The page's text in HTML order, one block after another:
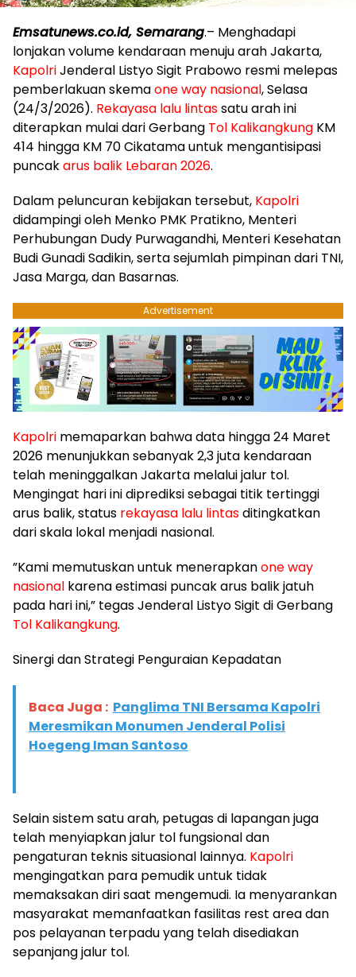
Emsatunews.co.id, Semarang.– Menghadapi
lonjakan volume kendaraan menuju arah Jakarta,
KapolriJenderal Listyo Sigit Prabowo resmi melepas
pemberlakuan skemaone way nasional, Selasa
(24/3/2026). Rekayasa lalu lintassatu arah ini
diterapkan mulai dari Gerbang Tol Kalikangkung KM
414 hingga KM 70 Cikatama untuk mengantisipasi
puncakarus balik Lebaran 2026.
​Dalam peluncuran kebijakan tersebut, Kapolri
didampingi oleh Menko PMK Pratikno, Menteri
Perhubungan Dudy Purwagandhi, Menteri Kesehatan
Budi Gunadi Sadikin, serta sejumlah pimpinan dari TNI,
Jasa Marga, dan Basarnas.
Advertisement
Kapolri memaparkan bahwa data hingga 24 Maret
2026 menunjukkan sebanyak 2,3 juta kendaraan
telah meninggalkan Jakarta melalui jalur tol.
Mengingat hari ini diprediksi sebagai titik tertinggi
arus balik, status rekayasa lalu lintasditingkatkan
dari skala lokal menjadi nasional.
​”Kami memutuskan untuk menerapkanone way
nasional karena estimasi puncak arus balik jatuh
pada hari ini,” tegas Jenderal Listyo Sigit di Gerbang
Tol Kalikangkung.
​Sinergi dan Strategi Penguraian Kepadatan
Baca Juga : Panglima TNI Bersama Kapolri
Meresmikan Monumen Jenderal Polisi
Hoegeng Iman Santoso
Selain sistem satu arah, petugas di lapangan juga
telah menyiapkan jalur tol fungsional dan
pengaturan teknis situasional lainnya. Kapolri
mengingatkan para pemudik untuk tidak
memaksakan diri saat mengemudi. Ia menyarankan
masyarakat memanfaatkan fasilitas rest area dan
pos pelayanan terpadu yang telah disediakan
sepanjang jalur tol.